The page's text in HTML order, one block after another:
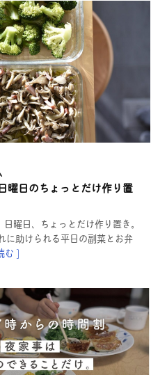
曜日のちょっとだけ作り置
曜日、ちょっとだけ作り置き。
に助けられる平日の副菜とお弁
む ]